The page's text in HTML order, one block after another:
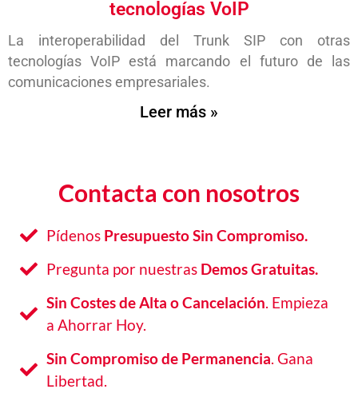
tecnologías VoIP
La interoperabilidad del Trunk SIP con otras
tecnologías VoIP está marcando el futuro de las
comunicaciones empresariales.
Leer más »
Contacta con nosotros
Pídenos Presupuesto Sin Compromiso.
Pregunta por nuestras Demos Gratuitas.
Sin Costes de Alta o Cancelación. Empieza
a Ahorrar Hoy.
Sin Compromiso de Permanencia. Gana
Libertad.